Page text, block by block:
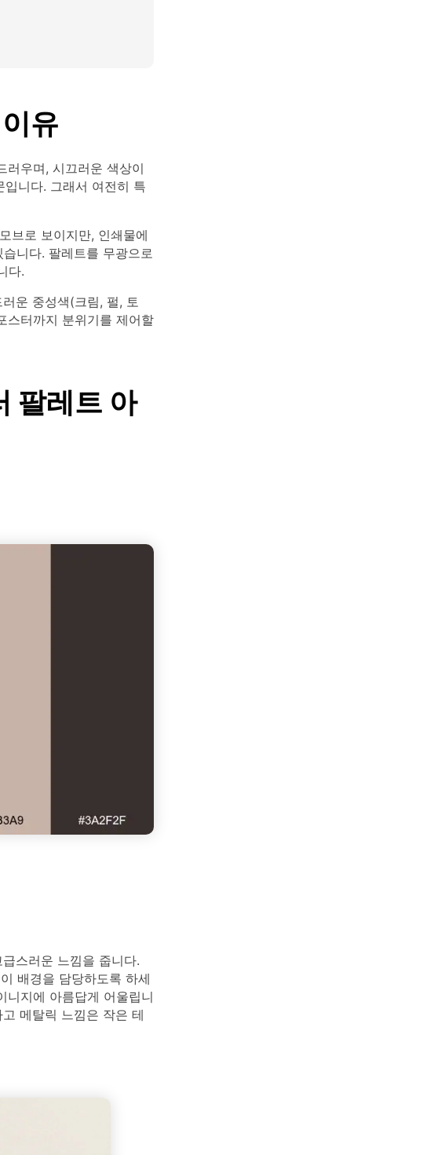
유
러우며, 시끄러운 색상이
니다. 그래서 여전히 특
브로 보이지만, 인쇄물에
니다. 팔레트를 무광으로
다.
운 중성색(크림, 펄, 토
스터까지 분위기를 제어할
팔레트 아
스러운 느낌을 줍니다.
배경을 담당하도록 하세
니지에 아름답게 어울립니
메탈릭 느낌은 작은 테